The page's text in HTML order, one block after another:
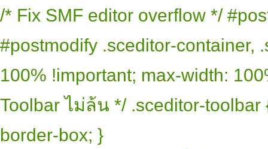
/* Fix SMF editor overflow */
#postmodify .sceditor-container,
100% !important; max-width:
Toolbar ไม่ล้น */ .sceditor-
border-box; }